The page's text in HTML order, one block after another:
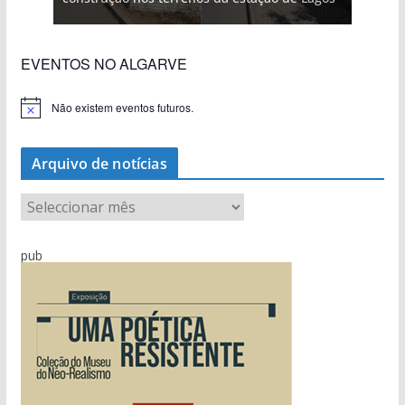
EVENTOS NO ALGARVE
Não existem eventos futuros.
Arquivo de notícias
r
pub